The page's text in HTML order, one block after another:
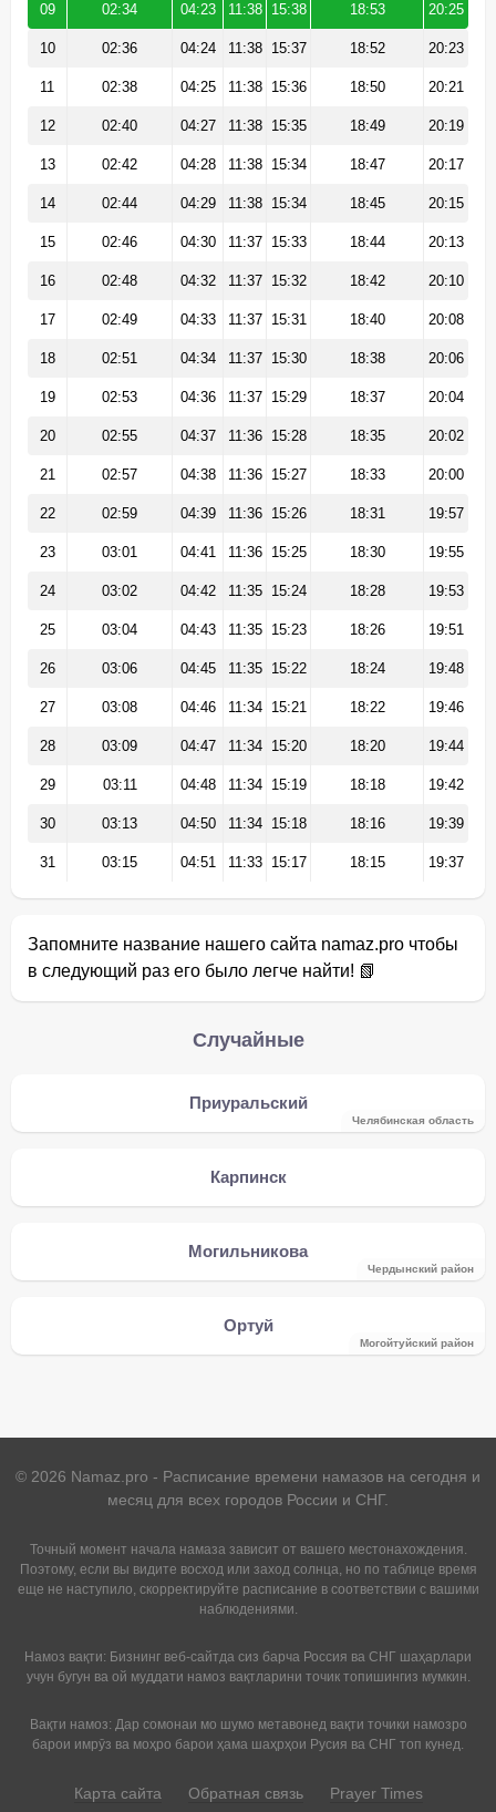
09 02:34 04:23 11:38 15:38 18:53 20:25
10 02:36 04:24 11:38 15:37 18:52 20:23
11 02:38 04:25 11:38 15:36 18:50 20:21
12 02:40 04:27 11:38 15:35 18:49 20:19
13 02:42 04:28 11:38 15:34 18:47 20:17
14 02:44 04:29 11:38 15:34 18:45 20:15
15 02:46 04:30 11:37 15:33 18:44 20:13
16 02:48 04:32 11:37 15:32 18:42 20:10
17 02:49 04:33 11:37 15:31 18:40 20:08
18 02:51 04:34 11:37 15:30 18:38 20:06
19 02:53 04:36 11:37 15:29 18:37 20:04
20 02:55 04:37 11:36 15:28 18:35 20:02
21 02:57 04:38 11:36 15:27 18:33 20:00
22 02:59 04:39 11:36 15:26 18:31 19:57
23 03:01 04:41 11:36 15:25 18:30 19:55
24 03:02 04:42 11:35 15:24 18:28 19:53
25 03:04 04:43 11:35 15:23 18:26 19:51
26 03:06 04:45 11:35 15:22 18:24 19:48
27 03:08 04:46 11:34 15:21 18:22 19:46
28 03:09 04:47 11:34 15:20 18:20 19:44
29 03:11 04:48 11:34 15:19 18:18 19:42
30 03:13 04:50 11:34 15:18 18:16 19:39
31 03:15 04:51 11:33 15:17 18:15 19:37
Запомните название нашего сайта namaz.pro чтобы
в следующий раз его было легче найти! 📗
Случайные
Приуральский
Челябинская область
Карпинск
Могильникова
Чердынский район
Ортуй
Могойтуйский район
© 2026 Namaz.pro - Расписание времени намазов на сегодня и
месяц для всех городов России и СНГ.
Точный момент начала намаза зависит от вашего местонахождения.
Поэтому, если вы видите восход или заход солнца, но по таблице время
еще не наступило, скорректируйте расписание в соответствии с вашими
наблюдениями.
Намоз вақти: Бизнинг веб-сайтда сиз барча Россия ва СНГ шаҳарлари
учун бугун ва ой муддати намоз вақтларини точик топишингиз мумкин.
Вақти намоз: Дар сомонаи мо шумо метавонед вақти точики намозро
барои имрӯз ва моҳро барои ҳама шаҳрҳои Русия ва СНГ топ кунед.
Карта сайта Обратная связь Prayer Times